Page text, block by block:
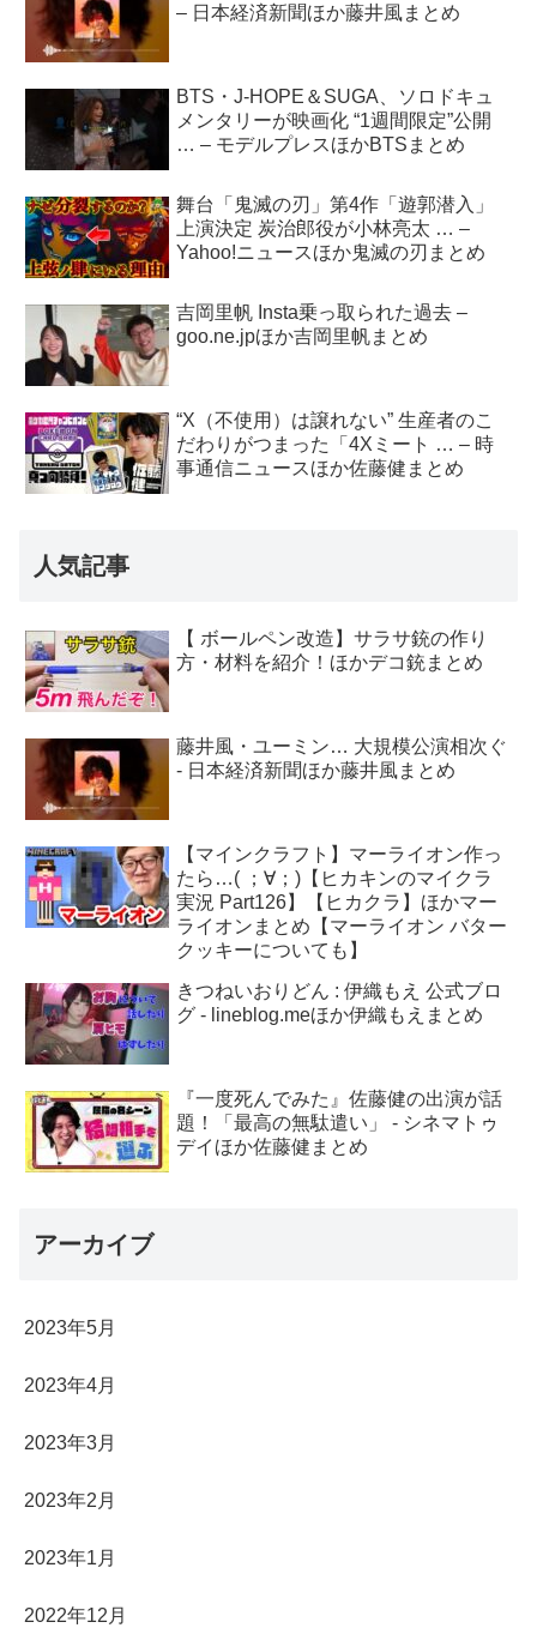
– 日本経済新聞ほか藤井風まとめ
BTS・J-HOPE＆SUGA、ソロドキュ
メンタリーが映画化 “1週間限定”公開
… – モデルプレスほかBTSまとめ
舞台「鬼滅の刃」第4作「遊郭潜入」
上演決定 炭治郎役が小林亮太 … –
Yahoo!ニュースほか鬼滅の刃まとめ
吉岡里帆 Insta乗っ取られた過去 –
goo.ne.jpほか吉岡里帆まとめ
“X（不使用）は譲れない” 生産者のこ
だわりがつまった「4Xミート … – 時
事通信ニュースほか佐藤健まとめ
人気記事
【 ボールペン改造】サラサ銃の作り
方・材料を紹介！ほかデコ銃まとめ
藤井風・ユーミン… 大規模公演相次ぐ
- 日本経済新聞ほか藤井風まとめ
【マインクラフト】マーライオン作っ
たら…( ；∀；)【ヒカキンのマイクラ
実況 Part126】【ヒカクラ】ほかマー
ライオンまとめ【マーライオン バター
クッキーについても】
きつねいおりどん : 伊織もえ 公式ブロ
グ - lineblog.meほか伊織もえまとめ
『一度死んでみた』佐藤健の出演が話
題！「最高の無駄遣い」 - シネマトゥ
デイほか佐藤健まとめ
アーカイブ
2023年5月
2023年4月
2023年3月
2023年2月
2023年1月
2022年12月